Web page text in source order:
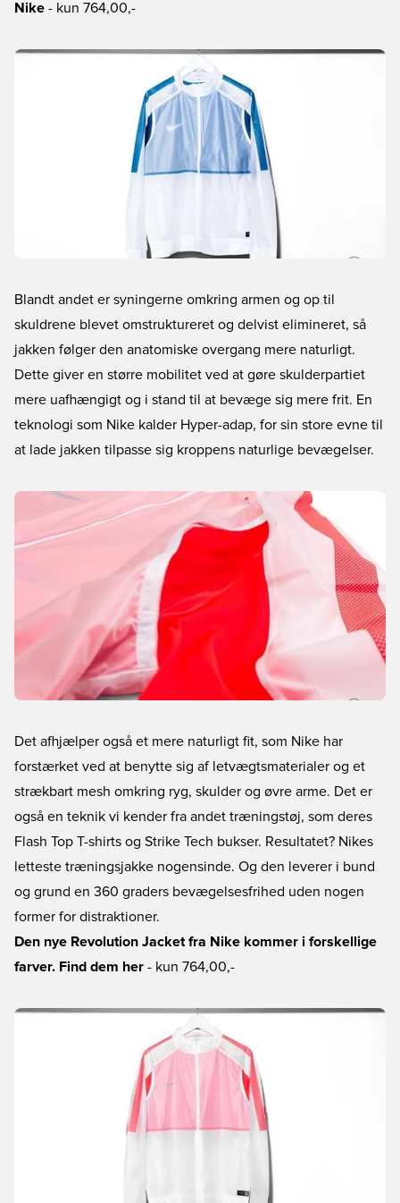
Nike - kun 764,00,-
Blandt andet er syningerne omkring armen og op til
skuldrene blevet omstruktureret og delvist elimineret, så
jakken følger den anatomiske overgang mere naturligt.
Dette giver en større mobilitet ved at gøre skulderpartiet
mere uafhængigt og i stand til at bevæge sig mere frit. En
teknologi som Nike kalder Hyper-adap, for sin store evne til
at lade jakken tilpasse sig kroppens naturlige bevægelser.
Det afhjælper også et mere naturligt fit, som Nike har
forstærket ved at benytte sig af letvægtsmaterialer og et
strækbart mesh omkring ryg, skulder og øvre arme. Det er
også en teknik vi kender fra andet træningstøj, som deres
Flash Top T-shirts og Strike Tech bukser. Resultatet? Nikes
letteste træningsjakke nogensinde. Og den leverer i bund
og grund en 360 graders bevægelsesfrihed uden nogen
former for distraktioner.
Den nye Revolution Jacket fra Nike kommer i forskellige
farver. Find dem her - kun 764,00,-